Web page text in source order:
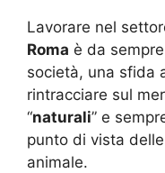
Lavorare nel
Roma è da
società, una sfida
rintracciare sul
“naturali” e
punto di vista
animale.